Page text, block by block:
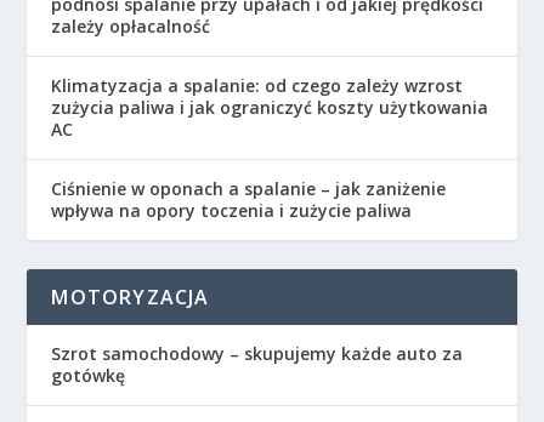
zależy opłacalność
Klimatyzacja a spalanie: od czego zależy wzrost
zużycia paliwa i jak ograniczyć koszty użytkowania
AC
Ciśnienie w oponach a spalanie – jak zaniżenie
wpływa na opory toczenia i zużycie paliwa
MOTORYZACJA
Szrot samochodowy – skupujemy każde auto za
gotówkę